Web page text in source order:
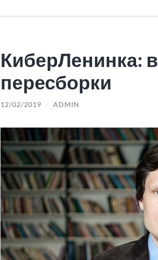
КиберЛенинка:
пересборки
12/02/2019 / ADMIN